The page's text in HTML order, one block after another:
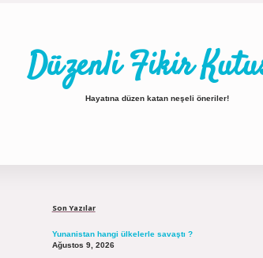
Düzenli Fikir
Hayatına düzen katan neşeli öneriler!
Son Yazılar
Yunanistan hangi ülkelerle savaştı ?
Ağustos 9, 2026